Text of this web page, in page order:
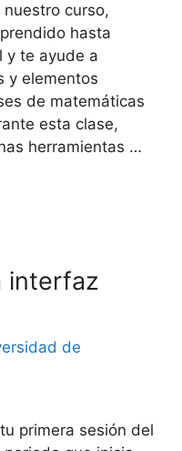
curso,
hasta
y te ayude a
y elementos
de matemáticas
esta clase,
herramientas …
interfaz
de
primera sesión del